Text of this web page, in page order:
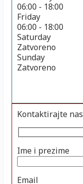
06:00 - 18:00
Friday
06:00 - 18:00
Saturday
Zatvoreno
Sunday
Zatvoreno
Kontaktirajte nas
Ime i prezime
Email